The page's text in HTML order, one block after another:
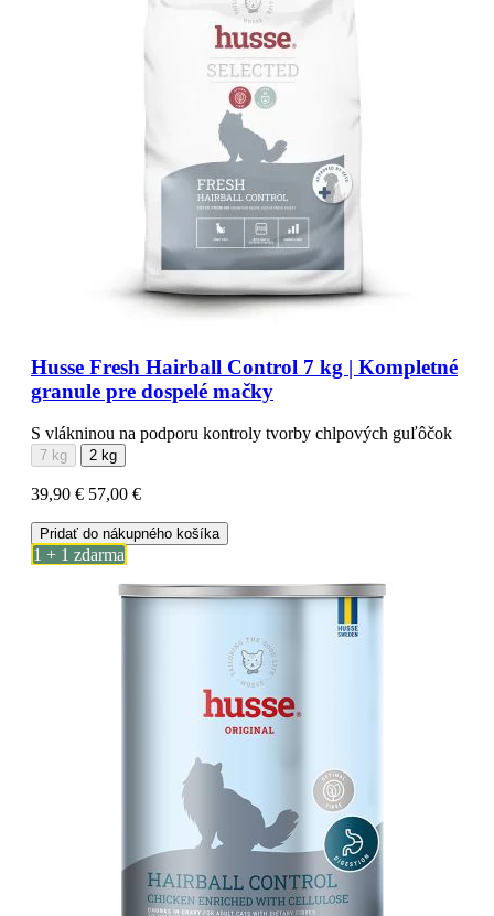
Husse Fresh Hairball Control 7 kg | Kompletné
granule pre dospelé mačky
S vlákninou na podporu kontroly tvorby chlpových guľôčok
7 kg 2 kg
39,90 € 57,00 €
Pridať do nákupného košíka
1 + 1 zdarma